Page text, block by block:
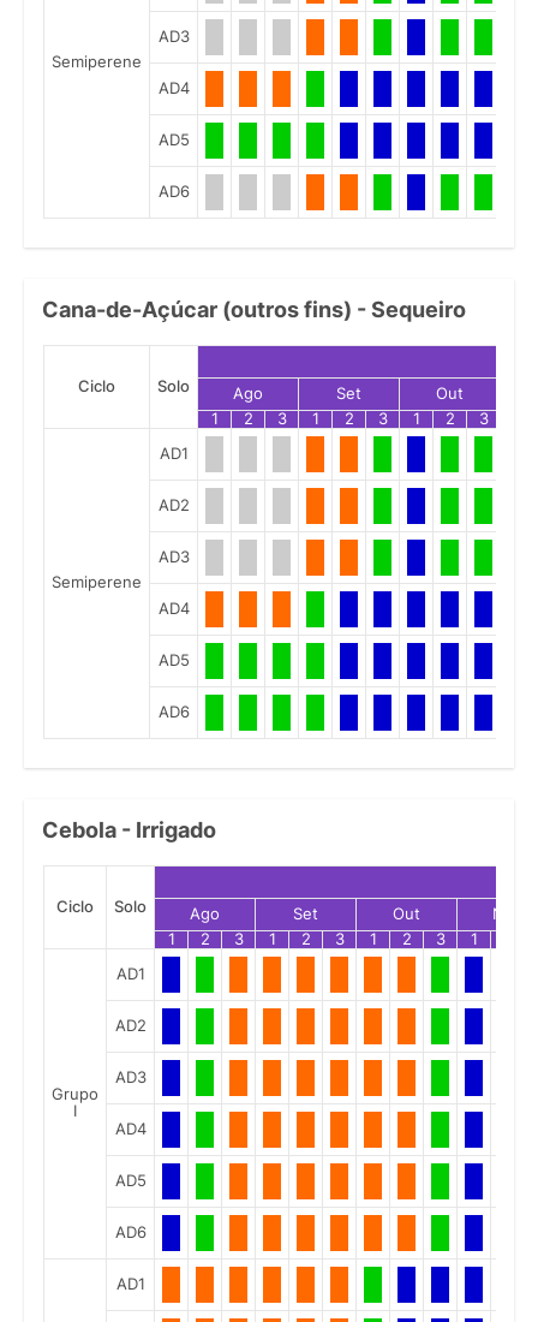
Semiperene
AD3
AD4
AD5
AD6
Cana-de-Açúcar (outros fins) - Sequeiro
Ciclo Solo Ago Set Out
1
2 3 1 2 3 1 2 3
Semiperene
AD1
AD2
AD3
AD4
AD5
AD6
Cebola - Irrigado
Ciclo Solo Ago Set Out
Nov
1
2 3 1 2 3 1 2 3 1
Grupo
I
AD1
AD2
AD3
AD4
AD5
AD6
AD1